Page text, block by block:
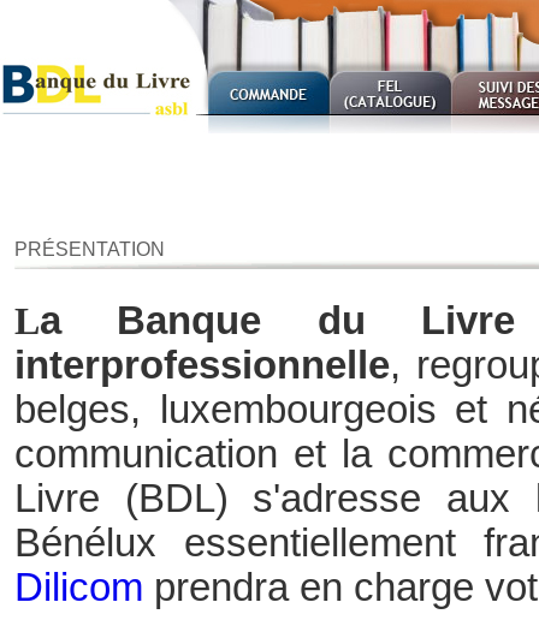
PRÉSENTATION
La Banque du Livre
interprofessionnelle,
belges, luxembourgeois et
communication et la
Livre (BDL) s'adresse aux
Bénélux essentiellement
Dilicom prendra en charge